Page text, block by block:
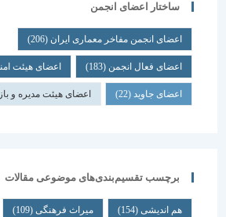
ساختار اعضای انجمن
اعضای انجمن مفاخر معماری ایران (206)
اعضای فعال انجمن(183) اعضای هیئت امنا(42)
اعضای جاوید(22) اعضای هیئت مدیره و بازرسان(7)
برچسب تقسیم‌بندی‌های موضوعی مقالات
هم اندیشی (154) میراث فرهنگی (109)